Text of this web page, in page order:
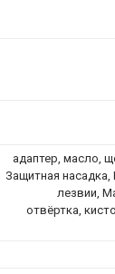
адаптер, масло,
Защитная
лезвии,
отвёртка,